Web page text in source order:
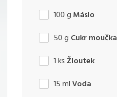
100gMáslo
50g Cukr moučka
1ks Žloutek
15mlVoda